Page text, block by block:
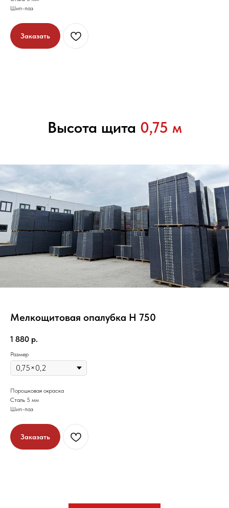
Шип-паз
Заказать
Высота щита 0,75 м
Мелкощитовая опалубка Н 750
1 880 р.
Размер
Порошковая окраска
Сталь 5 мм
Шип-паз
Заказать